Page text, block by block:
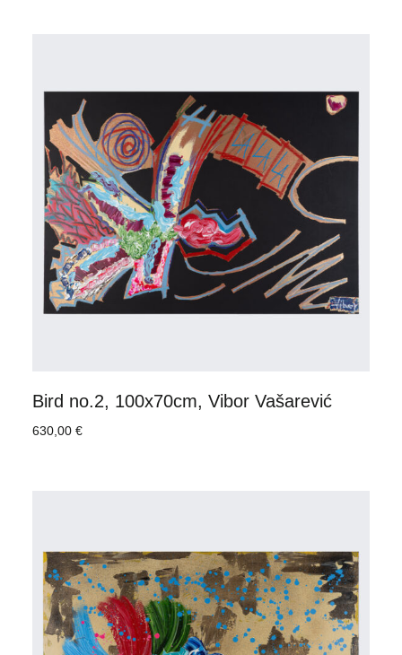
Bird no.2, 100x70cm, Vibor Vašarević
630,00 €